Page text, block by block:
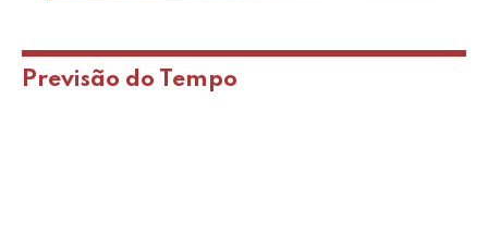
Previsão do Tempo